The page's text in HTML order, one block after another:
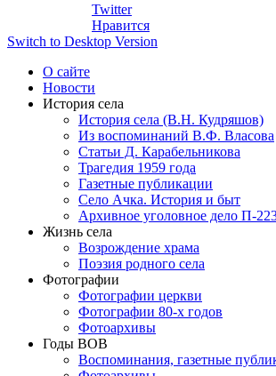
Twitter
Нравится
Switch to Desktop Version
О сайте
Новости
История села
История села (В.Н. Кудряшов)
Из воспоминаний В.Ф. Власова
Статьи Д. Карабельникова
Трагедия 1959 года
Газетные публикации
Село Ачка. История и быт
Архивное уголовное дело П-
Жизнь села
Возрождение храма
Поэзия родного села
Фотографии
Фотографии церкви
Фотографии 80-х годов
Фотоархивы
Годы ВОВ
Воспоминания, газетные